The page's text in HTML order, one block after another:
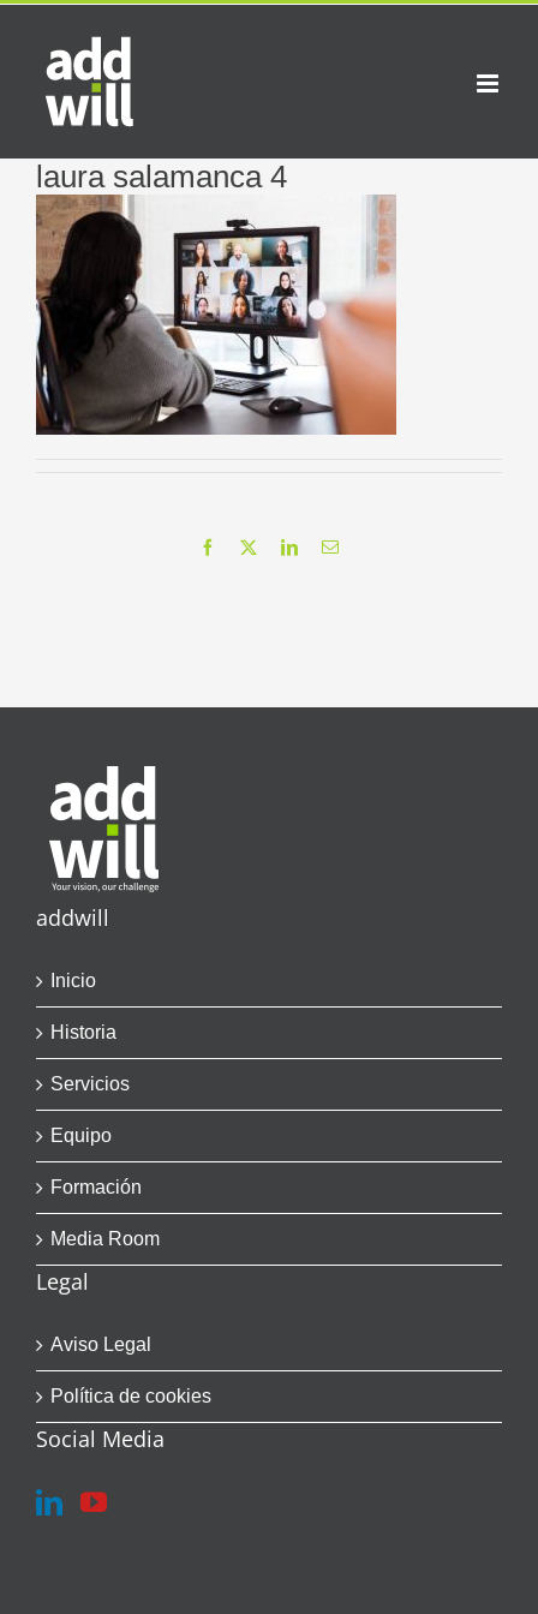
Saltar
contenido
laura salamanca 4
Facebook LinkedInCorreo
addwill
Inicio
Historia
Servicios
Equipo
Formación
Media Room
Legal
Aviso Legal
Política de cookies
Social Media